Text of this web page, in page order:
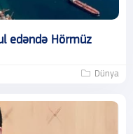
edəndə Hörmüz
Dünya